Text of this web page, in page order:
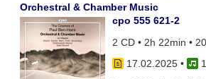
Orchestral & Chamber Music
cpo 555 621-2
2 CD • 2h 22min •
17.02.2025•